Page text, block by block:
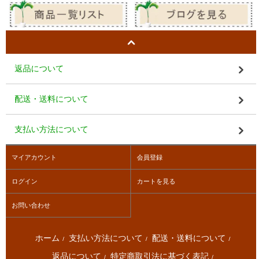
返品について
配送・送料について
支払い方法について
マイアカウント 会員登録
ログイン カートを見る
お問い合わせ
ホーム / 支払い方法について / 配送・送料について /
返品について / 特定商取引法に基づく表記 /